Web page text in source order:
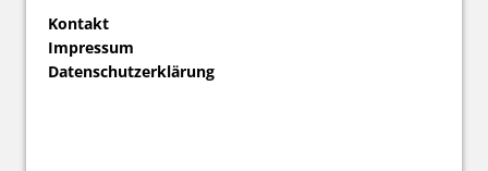
Kontakt
Impressum
Datenschutzerklärung